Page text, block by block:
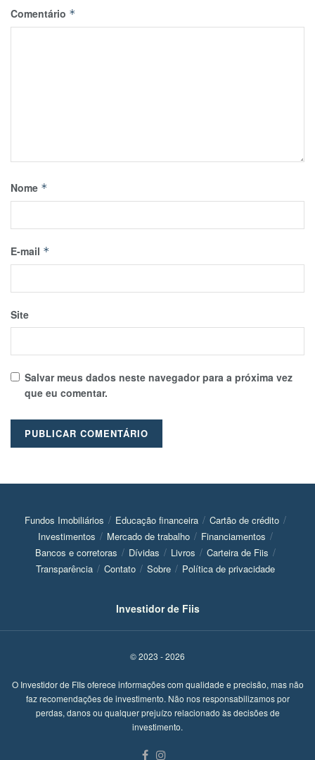
Comentário *
Nome *
E-mail *
Site
Salvar meus dados neste navegador para a próxima vez
que eu comentar.
Fundos Imobiliários Educação financeira
Cartão de crédito
Investimentos
Mercado de trabalho
Financiamentos
Bancos e corretoras
Dívidas Livros
Carteira de Fiis
Transparência
Contato Sobre Política de privacidade
Investidor de Fiis
© 2023 - 2026
O Investidor de FIIs oferece informações com qualidade e precisão, mas não
faz recomendações de investimento. Não nos responsabilizamos por
perdas, danos ou qualquer prejuízo relacionado às decisões de
investimento.